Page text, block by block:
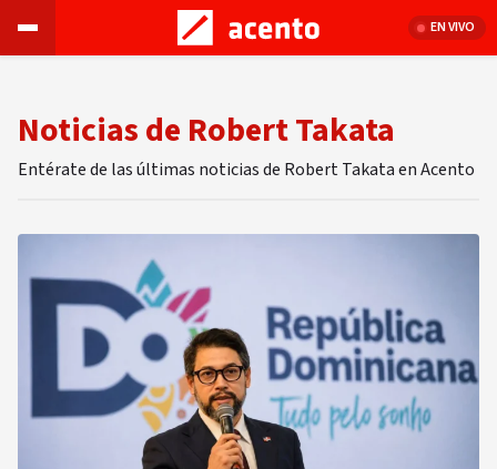
EN VIVO
Noticias de Robert Takata
Entérate de las últimas noticias de Robert Takata en Acento